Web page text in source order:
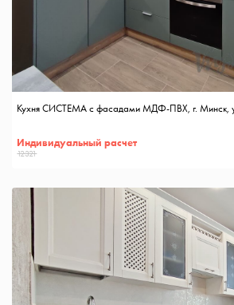
Кухня СИСТЕМА с фасадами МДФ-ПВХ, г. Минск,
Индивидуальный расчет
12321